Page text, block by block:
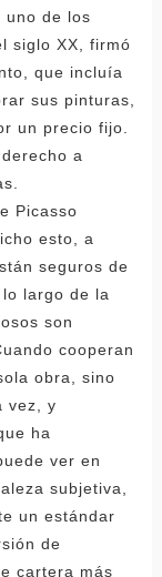
uno de los
siglo XX, firmó
que incluía
sus pinturas,
un precio fijo.
a
Picasso
esto, a
seguros de
largo de la
son
cooperan
obra, sino
vez, y
ha
ver en
subjetiva,
un estándar
de
cartera más